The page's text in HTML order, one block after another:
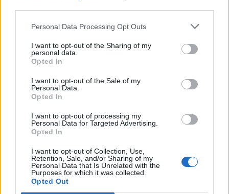
Personal Data Processing Opt Outs
I want to opt-out of the Sharing of my
personal data.
Opted In
I want to opt-out of the Sale of my
Personal Data.
Opted In
I want to opt-out of processing my
Personal Data for Targeted Advertising.
Opted In
I want to opt-out of Collection, Use,
Retention, Sale, and/or Sharing of my
Personal Data that Is Unrelated with the
Purposes for which it was collected.
Opted Out
βρίσκεται ήδη στα εγκληματολογικά εργαστήρια
με τις αρχές να αναζητούν γενετικό υλικό και
αποτυπώματα.
δράστες σταμάτησαν διερχόμενο αγροτικό και
κατέβει κάτω, τον χτύπησαν στο κεφάλι και
Το αυτοκίνητο όμως κόλλησε στο χαντάκι και
σύμφωνα με τις μαρτυρίες έφυγαν πεζοί και